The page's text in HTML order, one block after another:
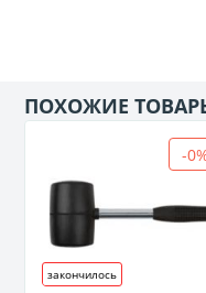
ПОХОЖИЕ
-
закончилось